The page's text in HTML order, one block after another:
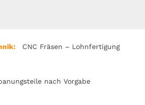
CNC Fräsen – Lohnfertigung
nach Vorgabe